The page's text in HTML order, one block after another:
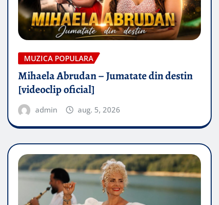
MUZICA POPULARA
Mihaela Abrudan – Jumatate din destin
[videoclip oficial]
admin aug. 5, 2026